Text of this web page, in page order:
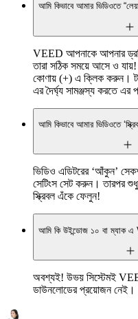
আমি কিভাবে আমার ভিডিওতে
VEED আপনাকে আপনার
তারা সঠিক সময়ে আসে ও যায়!
কোণায় (+) এ ক্লিক করুন।
এর দৈর্ঘ্য সামঞ্জস্য করতে এর
আমি কিভাবে আমার ভিডিওতে
ভিডিও এডিটরের ‘আঁকুন’
সেটিংস সেট করুন। তারপর শুধু
স্ক্রিবল এঁকে ফেলুন!
আমি কি উইন্ডোজ ১০ বা ম্যাক এ
অবশ্যই! উভয় সিস্টেমই
ডাউনলোডের প্রয়োজন নেই।